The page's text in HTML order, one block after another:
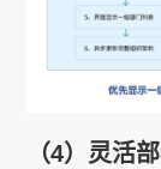
（4）灵活